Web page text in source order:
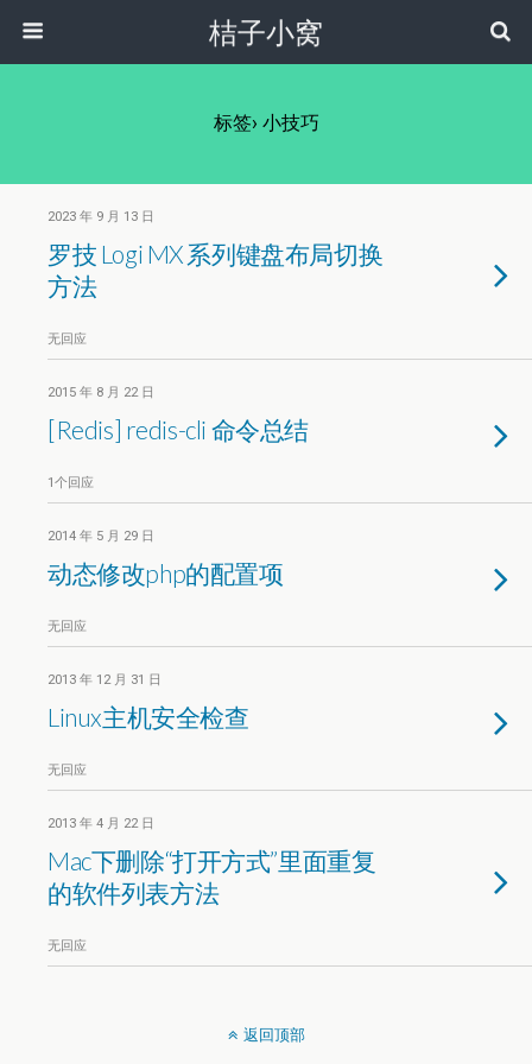
桔子小窝
标签› 小技巧
2023 年 9 月 13 日
罗技 Logi MX 系列键盘布局切换
方法
无回应
2015 年 8 月 22 日
[Redis] redis-cli 命令总结
1个回应
2014 年 5 月 29 日
动态修改php的配置项
无回应
2013 年 12 月 31 日
Linux主机安全检查
无回应
2013 年 4 月 22 日
Mac下删除“打开方式”里面重复
的软件列表方法
无回应
返回顶部